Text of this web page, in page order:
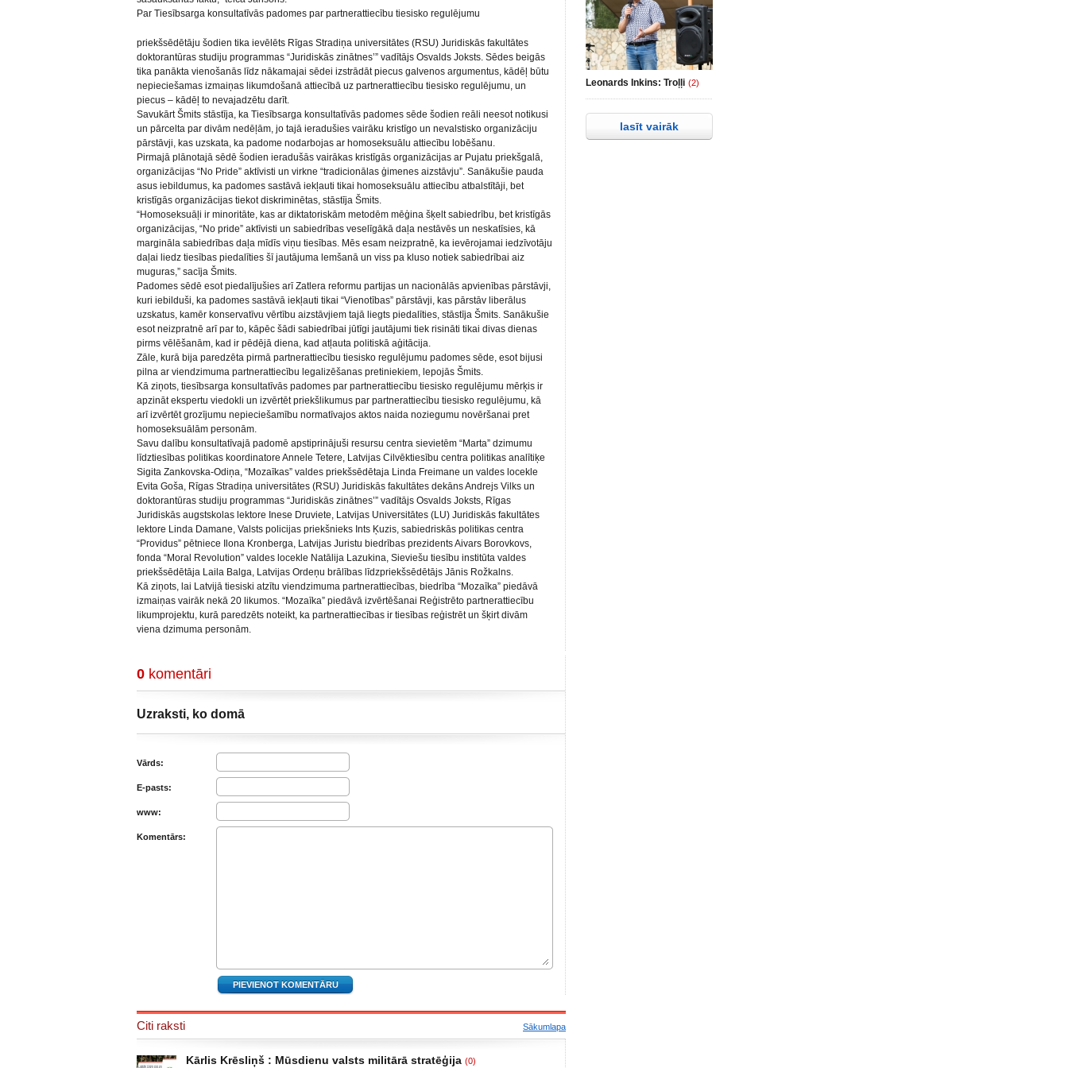
Par Tiesībsarga konsultatīvās padomes par partnerattiecību tiesisko regulējumu
priekšsēdētāju šodien tika ievēlēts Rīgas Stradiņa universitātes (RSU) Juridiskās fakultātes
doktorantūras studiju programmas “Juridiskās zinātnes’” vadītājs Osvalds Joksts. Sēdes beigās
tika panākta vienošanās līdz nākamajai sēdei izstrādāt piecus galvenos argumentus, kādēļ būtu
nepieciešamas izmaiņas likumdošanā attiecībā uz partnerattiecību tiesisko regulējumu, un
piecus – kādēļ to nevajadzētu darīt.
Savukārt Šmits stāstīja, ka Tiesībsarga konsultatīvās padomes sēde šodien reāli neesot notikusi
un pārcelta par divām nedēļām, jo tajā ieradušies vairāku kristīgo un nevalstisko organizāciju
pārstāvji, kas uzskata, ka padome nodarbojas ar homoseksuālu attiecību lobēšanu.
Pirmajā plānotajā sēdē šodien ieradušās vairākas kristīgās organizācijas ar Pujatu priekšgalā,
organizācijas “No Pride” aktīvisti un virkne “tradicionālas ģimenes aizstāvju”. Sanākušie pauda
asus iebildumus, ka padomes sastāvā iekļauti tikai homoseksuālu attiecību atbalstītāji, bet
kristīgās organizācijas tiekot diskriminētas, stāstīja Šmits.
“Homoseksuāļi ir minoritāte, kas ar diktatoriskām metodēm mēģina šķelt sabiedrību, bet kristīgās
organizācijas, “No pride” aktīvisti un sabiedrības veselīgākā daļa nestāvēs un neskatīsies, kā
margināla sabiedrības daļa mīdīs viņu tiesības. Mēs esam neizpratnē, ka ievērojamai iedzīvotāju
daļai liedz tiesības piedalīties šī jautājuma lemšanā un viss pa kluso notiek sabiedrībai aiz
muguras,” sacīja Šmits.
Padomes sēdē esot piedalījušies arī Zatlera reformu partijas un nacionālās apvienības pārstāvji,
kuri iebilduši, ka padomes sastāvā iekļauti tikai “Vienotības” pārstāvji, kas pārstāv liberālus
uzskatus, kamēr konservatīvu vērtību aizstāvjiem tajā liegts piedalīties, stāstīja Šmits. Sanākušie
esot neizpratnē arī par to, kāpēc šādi sabiedrībai jūtīgi jautājumi tiek risināti tikai divas dienas
pirms vēlēšanām, kad ir pēdējā diena, kad atļauta politiskā aģitācija.
Zāle, kurā bija paredzēta pirmā partnerattiecību tiesisko regulējumu padomes sēde, esot bijusi
pilna ar viendzimuma partnerattiecību legalizēšanas pretiniekiem, lepojās Šmits.
Kā ziņots, tiesībsarga konsultatīvās padomes par partnerattiecību tiesisko regulējumu mērķis ir
apzināt ekspertu viedokli un izvērtēt priekšlikumus par partnerattiecību tiesisko regulējumu, kā
arī izvērtēt grozījumu nepieciešamību normatīvajos aktos naida noziegumu novēršanai pret
homoseksuālām personām.
Savu dalību konsultatīvajā padomē apstiprinājuši resursu centra sievietēm “Marta” dzimumu
līdztiesības politikas koordinatore Annele Tetere, Latvijas Cilvēktiesību centra politikas analītiķe
Sigita Zankovska-Odiņa, “Mozaīkas” valdes priekšsēdētaja Linda Freimane un valdes locekle
Evita Goša, Rīgas Stradiņa universitātes (RSU) Juridiskās fakultātes dekāns Andrejs Vilks un
doktorantūras studiju programmas “Juridiskās zinātnes’” vadītājs Osvalds Joksts, Rīgas
Juridiskās augstskolas lektore Inese Druviete, Latvijas Universitātes (LU) Juridiskās fakultātes
lektore Linda Damane, Valsts policijas priekšnieks Ints Ķuzis, sabiedriskās politikas centra
“Providus” pētniece Ilona Kronberga, Latvijas Juristu biedrības prezidents Aivars Borovkovs,
fonda “Moral Revolution” valdes locekle Natālija Lazukina, Sieviešu tiesību institūta valdes
priekšsēdētāja Laila Balga, Latvijas Ordeņu brālības līdzpriekšsēdētājs Jānis Rožkalns.
Kā ziņots, lai Latvijā tiesiski atzītu viendzimuma partnerattiecības, biedrība “Mozaīka” piedāvā
izmaiņas vairāk nekā 20 likumos. “Mozaīka” piedāvā izvērtēšanai Reģistrēto partnerattiecību
likumprojektu, kurā paredzēts noteikt, ka partnerattiecības ir tiesības reģistrēt un šķirt divām
viena dzimuma personām.
0 komentāri
Uzraksti, ko domā
Vārds:
E-pasts:
www:
Komentārs:
Citi raksti Sākumlapa
Kārlis Krēsliņš : Mūsdienu valsts militārā stratēģija (0)
Leonards Inkins: Troļļi (2)
lasīt vairāk